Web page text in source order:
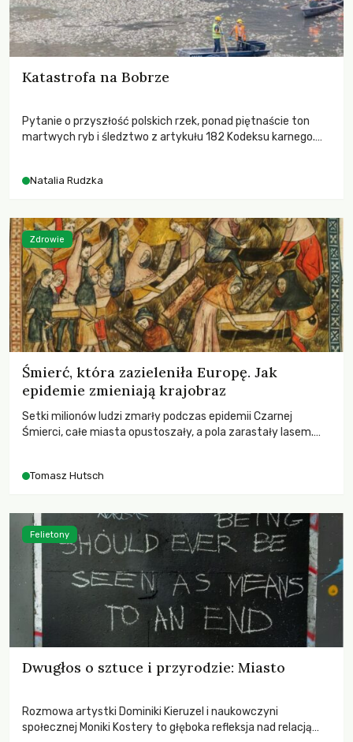
Katastrofa na Bobrze
Pytanie o przyszłość polskich rzek, ponad piętnaście ton
martwych ryb i śledztwo z artykułu 182 Kodeksu karnego.
zdarzeń prowadzących do biologicznej śmierci rzeki.
Natalia Rudzka
Śmierć, która zazieleniła Europę. Jak
epidemie zmieniają krajobraz
Setki milionów ludzi zmarły podczas epidemii Czarnej
Śmierci, całe miasta opustoszały, a pola zarastały lasem.
największych katastrof w swoich dziejach.
Tomasz Hutsch
Zdrowie
Dwugłos o sztuce i przyrodzie: Miasto
Rozmowa artystki Dominiki Kieruzel i naukowczyni
społecznej Moniki Kostery to głęboka refleksja nad relacją
Felietony